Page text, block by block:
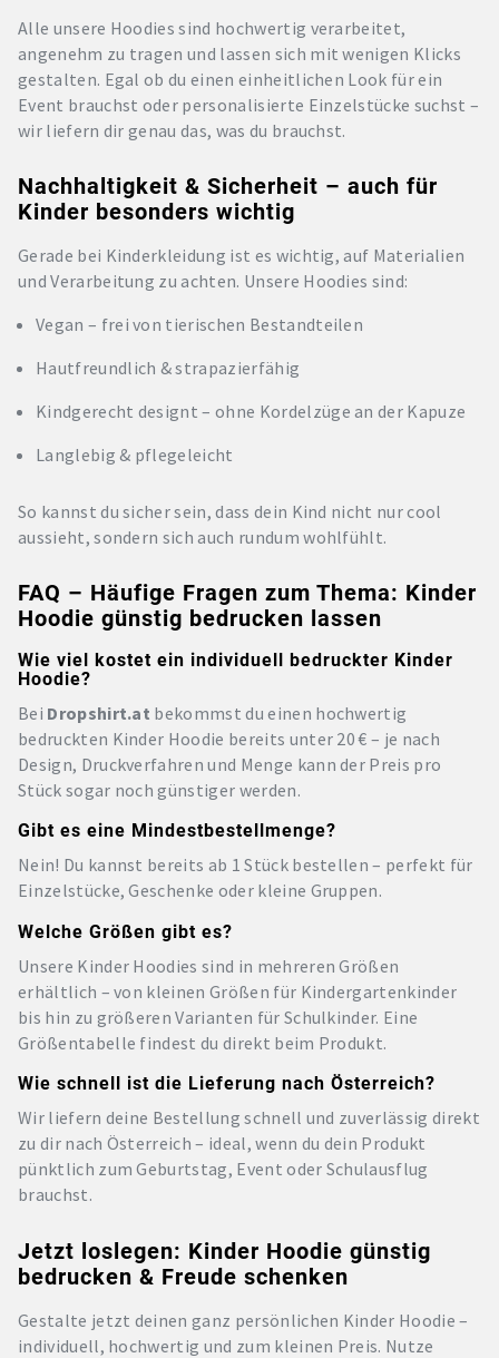
Alle unsere Hoodies sind hochwertig verarbeitet,
angenehm zu tragen und lassen sich mit wenigen Klicks
gestalten. Egal ob du einen einheitlichen Look für ein
Event brauchst oder personalisierte Einzelstücke suchst –
wir liefern dir genau das, was du brauchst.
Nachhaltigkeit & Sicherheit – auch für
Kinder besonders wichtig
Gerade bei Kinderkleidung ist es wichtig, auf Materialien
und Verarbeitung zu achten. Unsere Hoodies sind:
Vegan – frei von tierischen Bestandteilen
Hautfreundlich & strapazierfähig
Kindgerecht designt – ohne Kordelzüge an der Kapuze
Langlebig & pflegeleicht
So kannst du sicher sein, dass dein Kind nicht nur cool
aussieht, sondern sich auch rundum wohlfühlt.
FAQ – Häufige Fragen zum Thema: Kinder
Hoodie günstig bedrucken lassen
Wie viel kostet ein individuell bedruckter Kinder
Hoodie?
Bei Dropshirt.at bekommst du einen hochwertig
bedruckten Kinder Hoodie bereits unter 20 € – je nach
Design, Druckverfahren und Menge kann der Preis pro
Stück sogar noch günstiger werden.
Gibt es eine Mindestbestellmenge?
Nein! Du kannst bereits ab 1 Stück bestellen – perfekt für
Einzelstücke, Geschenke oder kleine Gruppen.
Welche Größen gibt es?
Unsere Kinder Hoodies sind in mehreren Größen
erhältlich – von kleinen Größen für Kindergartenkinder
bis hin zu größeren Varianten für Schulkinder. Eine
Größentabelle findest du direkt beim Produkt.
Wie schnell ist die Lieferung nach Österreich?
Wir liefern deine Bestellung schnell und zuverlässig direkt
zu dir nach Österreich – ideal, wenn du dein Produkt
pünktlich zum Geburtstag, Event oder Schulausflug
brauchst.
Jetzt loslegen: Kinder Hoodie günstig
bedrucken & Freude schenken
Gestalte jetzt deinen ganz persönlichen Kinder Hoodie –
individuell, hochwertig und zum kleinen Preis. Nutze